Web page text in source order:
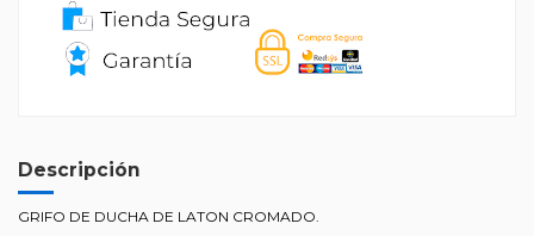
Descripción
GRIFO DE DUCHA DE LATON CROMADO.